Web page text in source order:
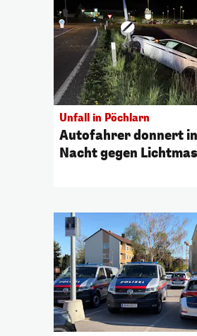
Unfall in Pöchlarn
Autofahrer donnert
Nacht gegen